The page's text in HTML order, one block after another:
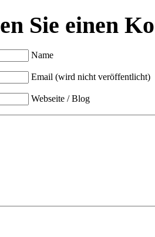
Sie einen
Name
Email (wird nicht veröffentlicht)
Webseite / Blog